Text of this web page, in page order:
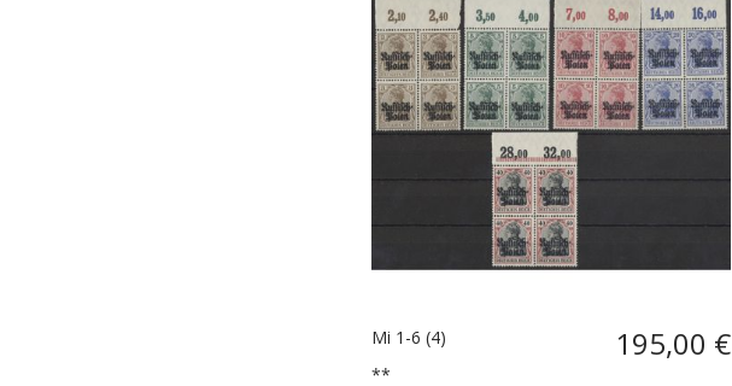
Mi 1-6 (4) 195,00 €
**